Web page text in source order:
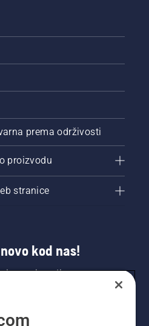
prema održivosti
proizvodu
stranice
kod nas!
proizvodima,
ovde.